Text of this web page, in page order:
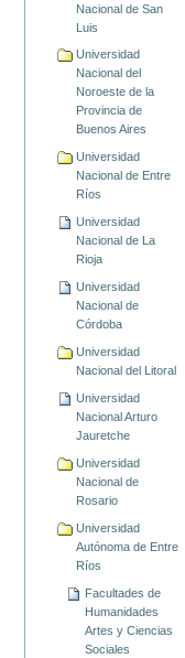
Nacional de San
Luis
Universidad
Nacional del
Noroeste de la
Provincia de
Buenos Aires
Universidad
Nacional de Entre
Ríos
Universidad
Nacional de La
Rioja
Universidad
Nacional de
Córdoba
Universidad
Nacional del Litoral
Universidad
Nacional Arturo
Jauretche
Universidad
Nacional de
Rosario
Universidad
Autónoma de Entre
Ríos
Facultades de
Humanidades
Artes y Ciencias
Sociales